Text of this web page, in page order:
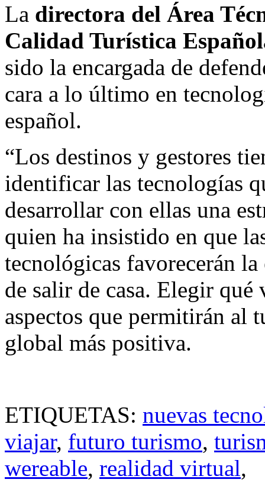
La directora del Área
Calidad Turística
sido la encargada de
cara a lo último en
español.
“Los destinos y gestores
identificar las tecnologías
desarrollar con ellas una
quien ha insistido en que
tecnológicas favorecerán
de salir de casa. Elegir qué
aspectos que permitirán al
global más positiva.
ETIQUETAS: nuevas
viajar, futuro turismo,
wereable, realidad virtual,